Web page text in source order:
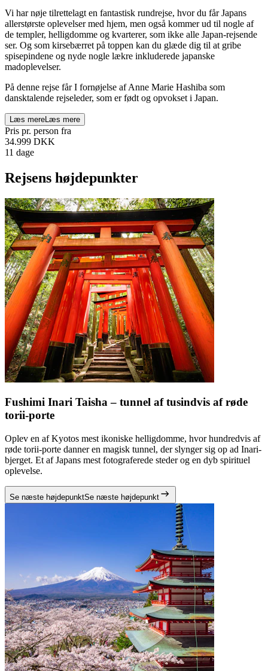
Vi har nøje tilrettelagt en fantastisk rundrejse, hvor du får Japans
allerstørste oplevelser med hjem, men også kommer ud til nogle af
de templer, helligdomme og kvarterer, som ikke alle Japan-rejsende
ser. Og som kirsebærret på toppen kan du glæde dig til at gribe
spisepindene og nyde nogle lækre inkluderede japanske
madoplevelser.
På denne rejse får I fornøjelse af Anne Marie Hashiba som
dansktalende rejseleder, som er født og opvokset i Japan.
Læs mereLæs mere
Pris pr. person fra
34.999 DKK
11 dage
Rejsens højdepunkter
Fushimi Inari Taisha – tunnel af tusindvis af røde
torii-porte
Oplev en af Kyotos mest ikoniske helligdomme, hvor hundredvis af
røde torii-porte danner en magisk tunnel, der slynger sig op ad Inari-
bjerget. Et af Japans mest fotograferede steder og en dyb spirituel
oplevelse.
Se næste højdepunktSe næste højdepunkt